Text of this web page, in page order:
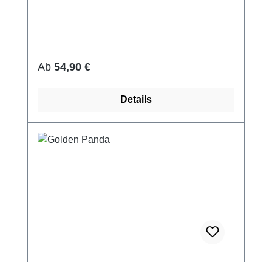
Regulärer Preis:
Ab 54,90 €
Details